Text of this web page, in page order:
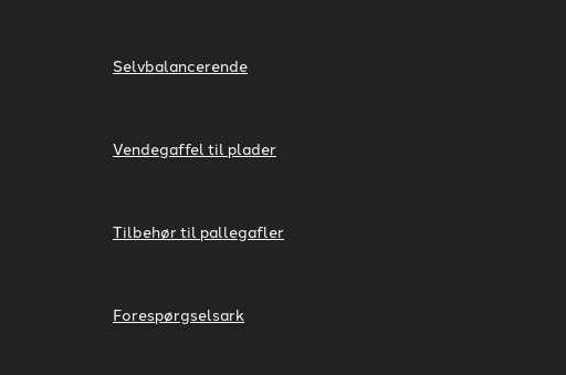
Selvbalancerende
Vendegaffel til plader
Tilbehør til pallegafler
Forespørgselsark